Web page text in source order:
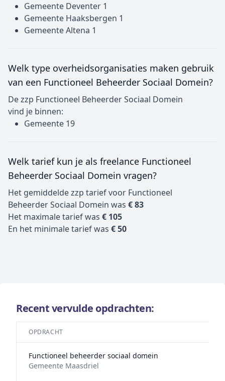
Gemeente Deventer 1
Gemeente Haaksbergen 1
Gemeente Altena 1
Welk type overheidsorganisaties maken gebruik
van een Functioneel Beheerder Sociaal Domein?
De zzp Functioneel Beheerder Sociaal Domein
vind je binnen:
Gemeente 19
Welk tarief kun je als freelance Functioneel
Beheerder Sociaal Domein vragen?
Het gemiddelde zzp tarief voor Functioneel
Beheerder Sociaal Domein was € 83
Het maximale tarief was € 105
En het minimale tarief was € 50
Recent vervulde opdrachten:
OPDRACHT
Functioneel beheerder sociaal domein
Gemeente Maasdriel